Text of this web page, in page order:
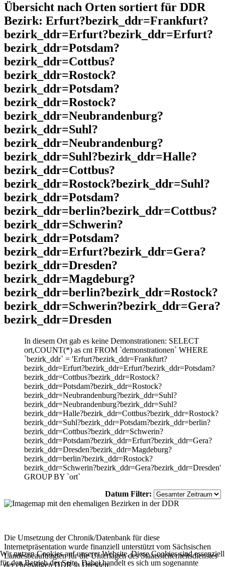
Übersicht nach Orten sortiert für DDR
Bezirk: Erfurt?bezirk_ddr=Frankfurt?
bezirk_ddr=Erfurt?bezirk_ddr=Erfurt?
bezirk_ddr=Potsdam?
bezirk_ddr=Cottbus?
bezirk_ddr=Rostock?
bezirk_ddr=Potsdam?
bezirk_ddr=Rostock?
bezirk_ddr=Neubrandenburg?
bezirk_ddr=Suhl?
bezirk_ddr=Neubrandenburg?
bezirk_ddr=Suhl?bezirk_ddr=Halle?
bezirk_ddr=Cottbus?
bezirk_ddr=Rostock?bezirk_ddr=Suhl?
bezirk_ddr=Potsdam?
bezirk_ddr=berlin?bezirk_ddr=Cottbus?
bezirk_ddr=Schwerin?
bezirk_ddr=Potsdam?
bezirk_ddr=Erfurt?bezirk_ddr=Gera?
bezirk_ddr=Dresden?
bezirk_ddr=Magdeburg?
bezirk_ddr=berlin?bezirk_ddr=Rostock?
bezirk_ddr=Schwerin?bezirk_ddr=Gera?
bezirk_ddr=Dresden
In diesem Ort gab es keine Demonstrationen: SELECT
ort,COUNT(*) as cnt FROM `demonstrationen` WHERE
`bezirk_ddr` = 'Erfurt?bezirk_ddr=Frankfurt?
bezirk_ddr=Erfurt?bezirk_ddr=Erfurt?bezirk_ddr=Potsdam?
bezirk_ddr=Cottbus?bezirk_ddr=Rostock?
bezirk_ddr=Potsdam?bezirk_ddr=Rostock?
bezirk_ddr=Neubrandenburg?bezirk_ddr=Suhl?
bezirk_ddr=Neubrandenburg?bezirk_ddr=Suhl?
bezirk_ddr=Halle?bezirk_ddr=Cottbus?bezirk_ddr=Rostock?
bezirk_ddr=Suhl?bezirk_ddr=Potsdam?bezirk_ddr=berlin?
bezirk_ddr=Cottbus?bezirk_ddr=Schwerin?
bezirk_ddr=Potsdam?bezirk_ddr=Erfurt?bezirk_ddr=Gera?
bezirk_ddr=Dresden?bezirk_ddr=Magdeburg?
bezirk_ddr=berlin?bezirk_ddr=Rostock?
bezirk_ddr=Schwerin?bezirk_ddr=Gera?bezirk_ddr=Dresden'
GROUP BY `ort`
Datum Filter:
Die Umsetzung der Chronik/Datenbank für diese
Internetpräsentation wurde finanziell unterstützt vom Sächsischen
Landesbeauftragten für die Unterlagen des Staatssicherheitsdienstes
der ehemaligen DDR in Dresden.
Wir nutzen Cookies auf unserer Website. Diese Cookies sind essenziell
für den Betrieb der Seite. Dabei handelt es sich um sogenannte